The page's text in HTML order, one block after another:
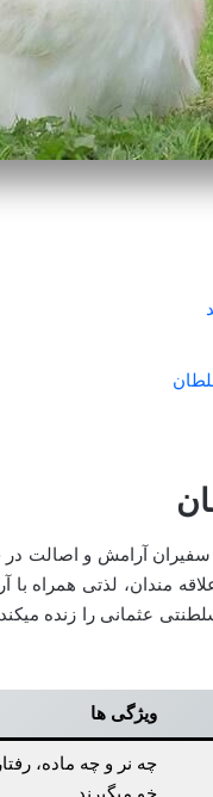
سفیران آرامش و اصالت
مندان، لذتی همراه با
عثمانی را زنده
ویژگی ها
چه نر و چه ماده،
خو میگیرند.